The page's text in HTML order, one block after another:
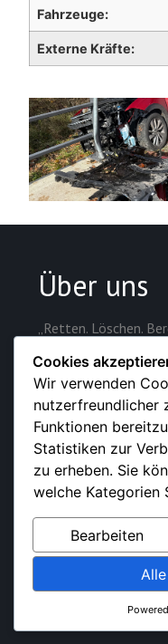
Fahrzeuge:
Externe Kräfte:
Über uns
„Retten. Löschen.
© 2026 – Feuerwehr
Cookies
Wir verwenden
nutzerfreundlicher
Funktionen
Statistiken zur
zu erheben. Sie
welche Kategorien
Bearbeiten